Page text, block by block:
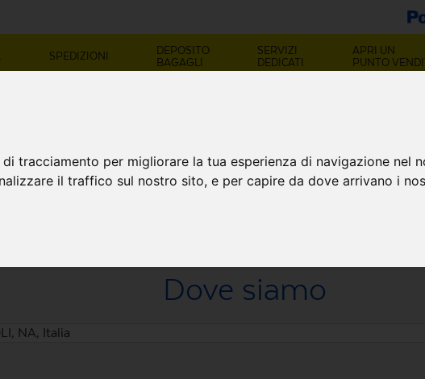
tracciamento per migliorare la tua esperienza di navigazione nel
il traffico sul nostro sito, e per capire da dove arrivano i
SPEDIZIONI
DEPOSITO
BAGAGLI
SERVIZI
DEDICATI
APRI UN
PUNTO
NAPOLI (NA)
Dove siamo
NA, Italia